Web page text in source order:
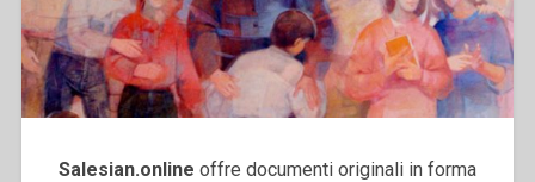
Salesian.online offre documenti originali in forma